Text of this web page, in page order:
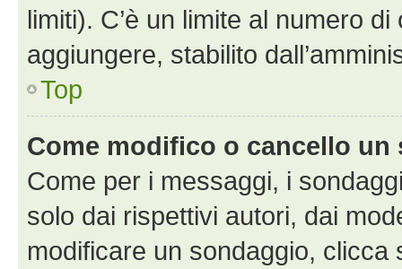
limiti). C’è un limite al numero
aggiungere, stabilito
Top
Come modifico o cancello un
Come per i messaggi, i
solo dai rispettivi autori, dai
modificare un sondaggio,